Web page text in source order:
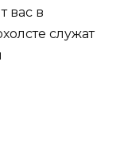
вас в
служат